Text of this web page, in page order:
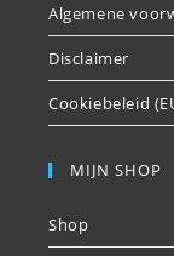
Algemene
Disclaimer
Cookiebeleid
MIJN SHOP
Shop